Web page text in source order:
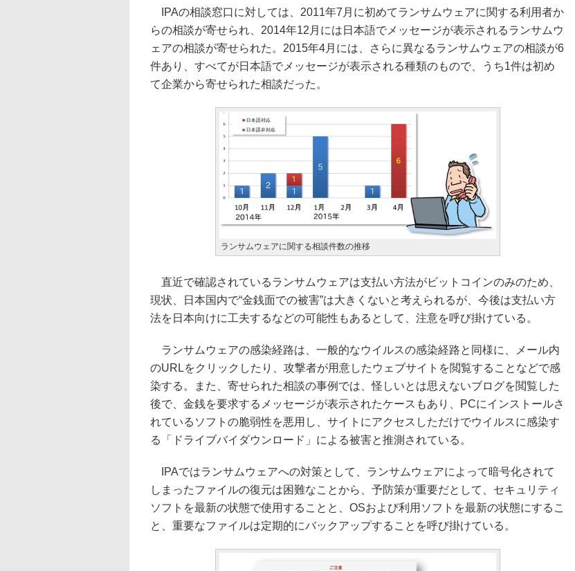
IPAの相談窓口に対しては、2011年7月に初めてランサムウェアに関する利用者か
らの相談が寄せられ、2014年12月には日本語でメッセージが表示されるランサムウ
ェアの相談が寄せられた。2015年4月には、さらに異なるランサムウェアの相談が6
件あり、すべてが日本語でメッセージが表示される種類のもので、うち1件は初め
て企業から寄せられた相談だった。
ランサムウェアに関する相談件数の推移
直近で確認されているランサムウェアは支払い方法がビットコインのみのため、
現状、日本国内で“金銭面での被害”は大きくないと考えられるが、今後は支払い方
法を日本向けに工夫するなどの可能性もあるとして、注意を呼び掛けている。
ランサムウェアの感染経路は、一般的なウイルスの感染経路と同様に、メール内
のURLをクリックしたり、攻撃者が用意したウェブサイトを閲覧することなどで感
染する。また、寄せられた相談の事例では、怪しいとは思えないブログを閲覧した
後で、金銭を要求するメッセージが表示されたケースもあり、PCにインストールさ
れているソフトの脆弱性を悪用し、サイトにアクセスしただけでウイルスに感染す
る「ドライブバイダウンロード」による被害と推測されている。
IPAではランサムウェアへの対策として、ランサムウェアによって暗号化されて
しまったファイルの復元は困難なことから、予防策が重要だとして、セキュリティ
ソフトを最新の状態で使用することと、OSおよび利用ソフトを最新の状態にするこ
と、重要なファイルは定期的にバックアップすることを呼び掛けている。